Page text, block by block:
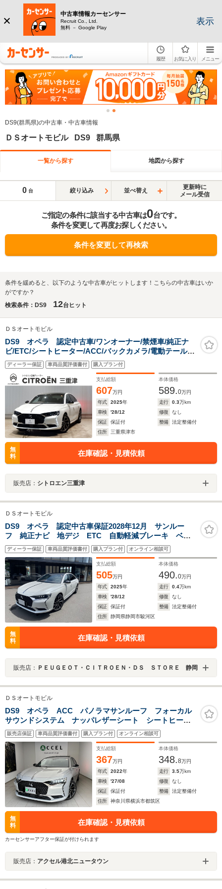
中古車情報カーセンサー
Recruit Co., Ltd.
無料 － Google Play
表示
履歴 お気に入り メニュー
DS9(群馬県)の中古車・中古車情報
ＤＳオートモビル DS9 群馬県
一覧から探す 地図から探す
0 台 絞り込み 並べ替え
更新時に
メール受信
ご指定の条件に該当する中古車は0台です。
条件を変更して再度お探しください。
条件を変更して再検索
条件を緩めると、以下のような中古車がヒットします！こちらの中古車はいか
がですか？
検索条件：DS9
12台ヒット
ＤＳオートモビル
DS9 オペラ 認定中古車/ワンオーナー/禁煙車/純正ナ
ビ/ETC/シートヒーター/ACC/バックカメラ/電動テールゲ
ート/前後コーナーセンサー/LEDヘッドライト/Carplay/ア
ンドロイドオート/19AW
ディーラー保証 車両品質評価書付 購入プラン付
支払総額
607万円
本体価格
589.0万円
年式
2025年 走行 0.3万km
車検
'28/12 修復
なし
保証
保証付 整備
法定整備付
住所
三重県津市
無
料
在庫確認・見積依頼
販売店： シトロエン三重津
ＤＳオートモビル
DS9 オペラ 認定中古車保証2028年12月 サンルー
フ 純正ナビ 地デジ ETC 自動軽減ブレーキ ベン
チレーション 電動テールゲート ACC
ディーラー保証 車両品質評価書付 購入プラン付 オンライン相談可
支払総額
505万円
本体価格
490.0万円
年式
2025年 走行 0.4万km
車検
'28/12 修復
なし
保証
保証付 整備
法定整備付
住所
静岡県静岡市駿河区
無
料
在庫確認・見積依頼
販売店： ＰＥＵＧＥＯＴ・ＣＩＴＲＯＥＮ・ＤＳ ＳＴＯＲＥ 静岡
ＤＳオートモビル
DS9 オペラ ACC パノラマサンルーフ フォーカル
サウンドシステム ナッパレザーシート シートヒータ
ー ナビTV カメラ カープレイ対応ディスプレイ ス
マートキー ワイヤレスチャージ ドラレコ LEDヘッ
ドライト
販売店保証 車両品質評価書付 購入プラン付 オンライン相談可
支払総額
367万円
本体価格
348.8万円
年式
2022年 走行 3.5万km
車検
'27/08 修復
なし
保証
保証付 整備
法定整備付
住所
神奈川県横浜市都筑区
無
料
在庫確認・見積依頼
カーセンサーアフター保証が付けられます
販売店： アクセル港北ニュータウン